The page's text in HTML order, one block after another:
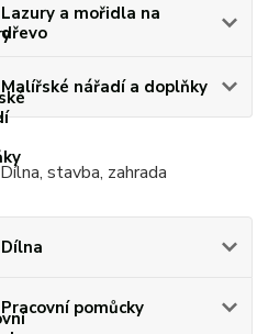
Lazury a mořidla na
dřevo
Malířské nářadí a doplňky
Dílna, stavba, zahrada
Dílna
Pracovní pomůcky